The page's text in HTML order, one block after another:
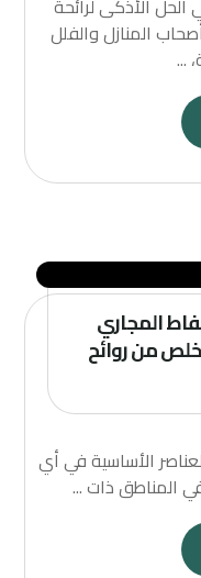
الأذكى لرائحة
المنازل والفلل
...
المجاري
من روائح
الأساسية في أي
المناطق ذات ...